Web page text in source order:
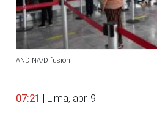
ANDINA/Difusión
07:21 | Lima, abr. 9.